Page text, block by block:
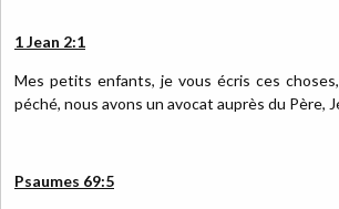
1 Jean 2:1
Mes petits enfants, je vous écris ces
péché, nous avons un avocat auprès du Père,
Psaumes 69:5